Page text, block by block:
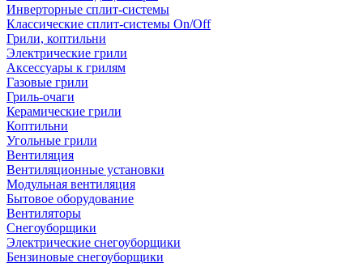
Инверторные сплит-системы
Классические сплит-системы On/Off
Грили, коптильни
Электрические грили
Аксессуары к грилям
Газовые грили
Гриль-очаги
Керамические грили
Коптильни
Угольные грили
Вентиляция
Вентиляционные установки
Модульная вентиляция
Бытовое оборудование
Вентиляторы
Снегоуборщики
Электрические снегоуборщики
Бензиновые снегоуборщики